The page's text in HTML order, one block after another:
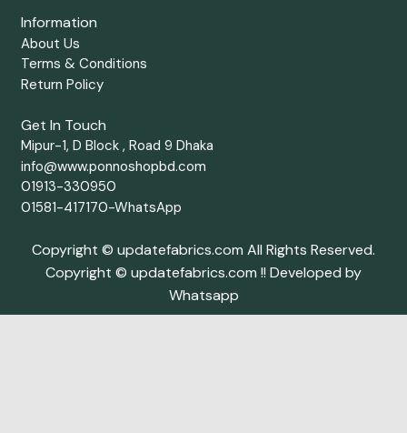
Information
About Us
Terms & Conditions
Return Policy
Get In Touch
Mipur-1, D Block , Road 9 Dhaka
info@www.ponnoshopbd.com
01913-330950
01581-417170-WhatsApp
Copyright © updatefabrics.com All Rights Reserved.
Copyright © updatefabrics.com !! Developed by
Whatsapp